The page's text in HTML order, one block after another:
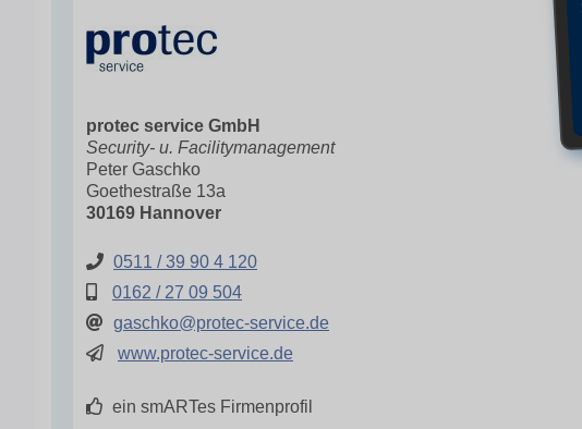
protec service GmbH
Security- u. Facilitymanagement
Peter Gaschko
Goethestraße 13a
30169 Hannover
0511 / 39 90 4 120
0162 / 27 09 504
gaschko@protec-service.de
www.protec-service.de
ein smARTes Firmenprofil